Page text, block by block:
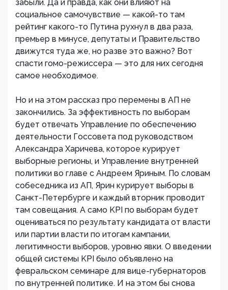
забыли. Да и правда, как они влияют на
социальное самочувствие — какой-то там
рейтинг какого-то Путина рухнул в два раза,
премьер в минусе, депутаты и Правительство
движутся туда же, но разве это важно? Вот
спасти гомо-режиссера — это для них сегодня
самое необходимое.
Но и на этом рассказ про перемены в АП не
закончились. За эффективность по выборам
будет отвечать Управление по обеспечению
деятельности Госсовета под руководством
Александра Харичева, которое курирует
выборные регионы, и Управление внутренней
политики во главе с Андреем Яриным. По словам
собеседника из АП, Ярин курирует выборы в
Санкт-Петербурге и каждый вторник проводит
там совещания. А само KPI по выборам будет
оцениваться по результату кандидата от власти
или партии власти по итогам кампании,
легитимности выборов, уровню явки. О введении
общей системы KPI было объявлено на
февральском семинаре для вице-губернаторов
по внутренней политике. И на этом бы снова